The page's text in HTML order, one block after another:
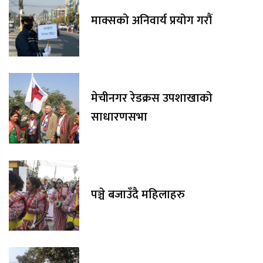
माक्सको अनिवार्य प्रयोग गरौं
मेचीनगर रेडक्रस उपशाखाको
साधारणसभा
पञ्चे बजाउँदै महिलाहरु